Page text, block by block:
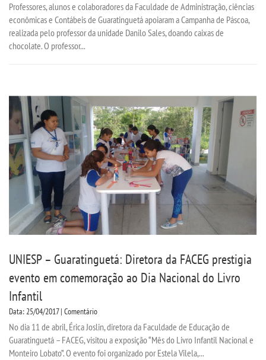
Professores, alunos e colaboradores da Faculdade de Administração, ciências
econômicas e Contábeis de Guaratinguetá apoiaram a Campanha de Páscoa,
realizada pelo professor da unidade Danilo Sales, doando caixas de
chocolate. O professor...
UNIESP – Guaratinguetá: Diretora da FACEG prestigia
evento em comemoração ao Dia Nacional do Livro
Infantil
Data: 25/04/2017 | Comentário
No dia 11 de abril, Érica Joslin, diretora da Faculdade de Educação de
Guaratinguetá – FACEG, visitou a exposição “Mês do Livro Infantil Nacional e
Monteiro Lobato”. O evento foi organizado por Estela Vilela,...